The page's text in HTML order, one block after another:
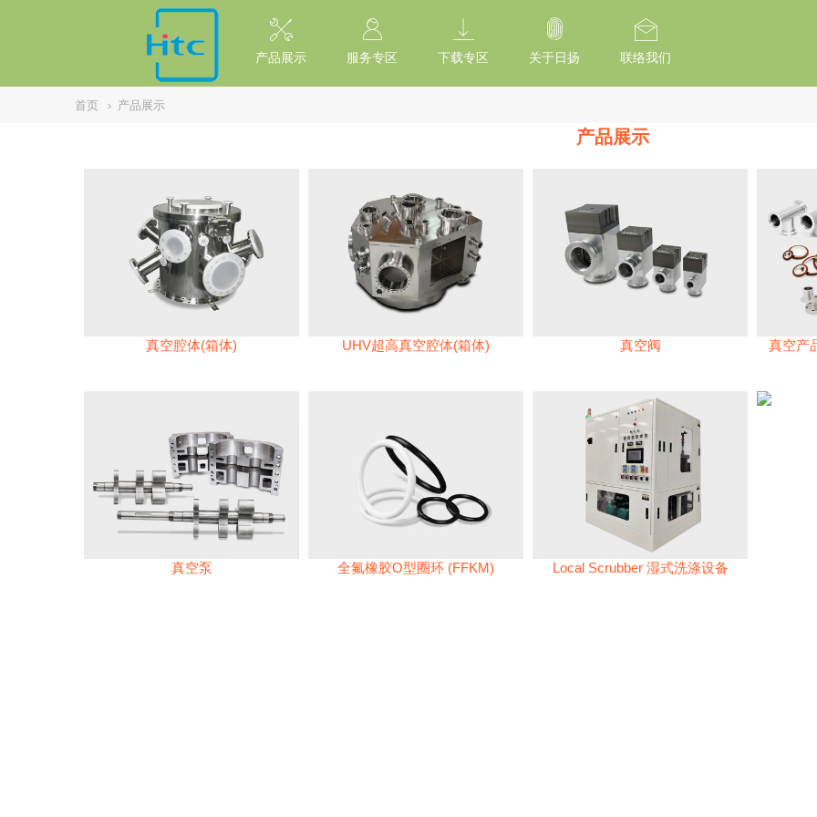
// replaced by scott on 2026/7/20 reason: high risk: Unsafe Implementation Of Subresource Integrity /*
产品展示 服务专区 下载专区 关于日扬 联络我们
首页 › 产品展示
产品展示
真空腔体(箱体) UHV超高真空腔体(箱体) 真空阀 真空产
真空泵 全氟橡胶O型圈环 (FFKM) Local Scrubber 湿式洗涤设备